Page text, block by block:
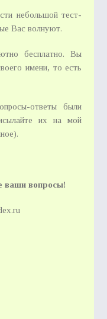
небольшой тест-
Вас волнуют.
бесплатно. Вы
имени, то есть
ответы были
их на мой
ваши вопросы!